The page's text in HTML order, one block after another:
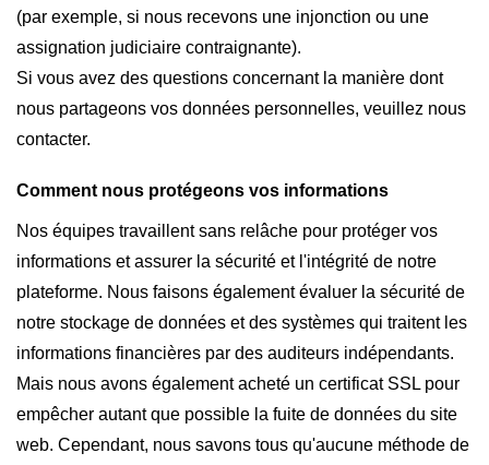
(par exemple, si nous recevons une injonction ou une
assignation judiciaire contraignante).
Si vous avez des questions concernant la manière dont
nous partageons vos données personnelles, veuillez nous
contacter.
Comment nous protégeons vos informations
Nos équipes travaillent sans relâche pour protéger vos
informations et assurer la sécurité et l'intégrité de notre
plateforme. Nous faisons également évaluer la sécurité de
notre stockage de données et des systèmes qui traitent les
informations financières par des auditeurs indépendants.
Mais nous avons également acheté un certificat SSL pour
empêcher autant que possible la fuite de données du site
web. Cependant, nous savons tous qu'aucune méthode de